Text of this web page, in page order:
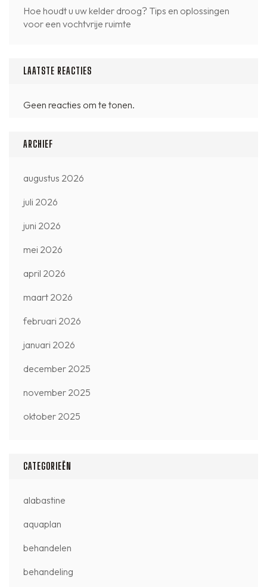
Hoe houdt u uw kelder droog? Tips en oplossingen
voor een vochtvrije ruimte
LAATSTE REACTIES
Geen reacties om te tonen.
ARCHIEF
augustus 2026
juli 2026
juni 2026
mei 2026
april 2026
maart 2026
februari 2026
januari 2026
december 2025
november 2025
oktober 2025
CATEGORIEËN
alabastine
aquaplan
behandelen
behandeling